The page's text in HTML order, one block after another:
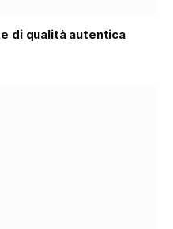
di qualità autentica